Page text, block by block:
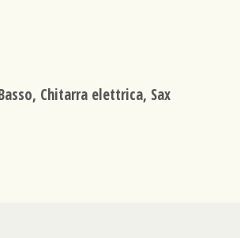
Chitarra elettrica, Sax